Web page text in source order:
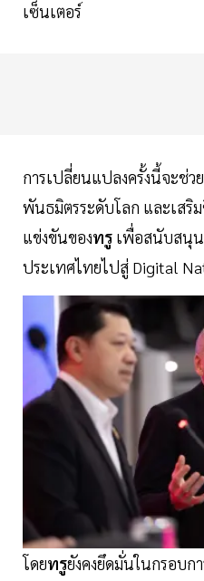
เซ็นเตอร์
การเปลี่ยนแปลงครั้งนี้จะช่ว
พันธมิตรระดับโลก และเสริ
แข่งขันของทรู เพื่อสนับสนุน
ประเทศไทยไปสู่ Digital
โดยทรูยังคงยึดมั่นในกรอบก